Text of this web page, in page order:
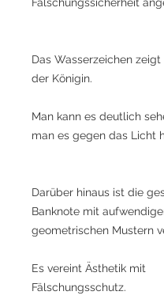
Das Wasserzeichen
der Königin.
Man kann es deutlich
man es gegen das Licht
Darüber hinaus ist die
Banknote mit
geometrischen Mustern
Es vereint Ästhetik mit
Fälschungsschutz.